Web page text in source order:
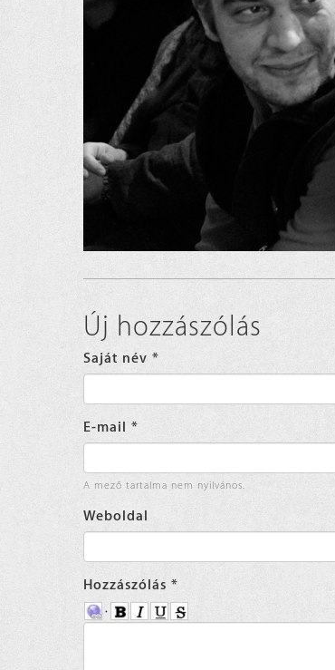
Új hozzászólás
Saját név *
E-mail *
A mező tartalma nem nyilvános.
Weboldal
Hozzászólás *